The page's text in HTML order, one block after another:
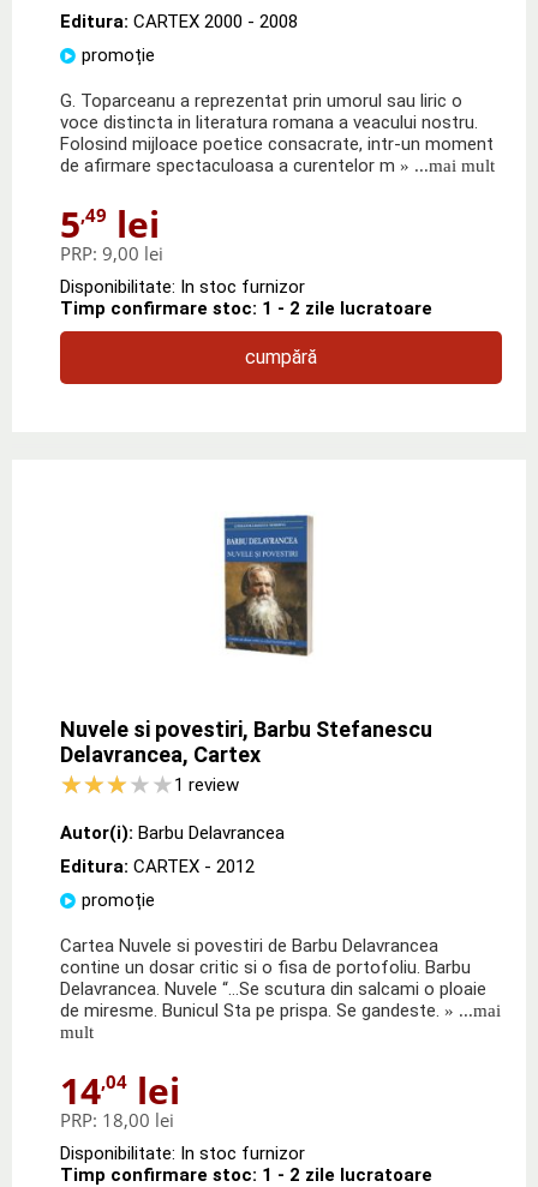
Editura: CARTEX 2000 - 2008
promoție
G. Toparceanu a reprezentat prin umorul sau liric o
voce distincta in literatura romana a veacului nostru.
Folosind mijloace poetice consacrate, intr-un moment
de afirmare spectaculoasa a curentelor m » ...mai mult
5,49 lei
PRP: 9,00 lei
Disponibilitate: In stoc furnizor
Timp confirmare stoc: 1 - 2 zile lucratoare
cumpără
Nuvele si povestiri, Barbu Stefanescu
Delavrancea, Cartex
1 review
Autor(i): Barbu Delavrancea
Editura: CARTEX - 2012
promoție
Cartea Nuvele si povestiri de Barbu Delavrancea
contine un dosar critic si o fisa de portofoliu. Barbu
Delavrancea. Nuvele “…Se scutura din salcami o ploaie
de miresme. Bunicul Sta pe prispa. Se gandeste. » ...mai
mult
14,04 lei
PRP: 18,00 lei
Disponibilitate: In stoc furnizor
Timp confirmare stoc: 1 - 2 zile lucratoare